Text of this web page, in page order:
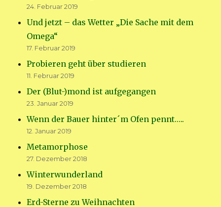
24. Februar 2019
Und jetzt – das Wetter „Die Sache mit dem
Omega“
17. Februar 2019
Probieren geht über studieren
11. Februar 2019
Der (Blut-)mond ist aufgegangen
23. Januar 2019
Wenn der Bauer hinter´m Ofen pennt…..
12. Januar 2019
Metamorphose
27. Dezember 2018
Winterwunderland
19. Dezember 2018
Erd-Sterne zu Weihnachten